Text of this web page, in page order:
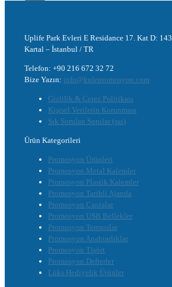
Uplife Park Evleri E Residance 17. Kat D: 143
Kartal – İstanbul / TR
Telefon: +90 216 672 32 72
Bize Yazın: info@kulepromosyon.com
Gizlilik & Çerez Politikası
Kişisel Verilerin Korunması
Sık Sorulan Sorular (sss)
Ürün Kategorileri
Promosyon Ürünleri
Promosyon Metal Kalemler
Promosyon Plastik Kalemler
Promosyon Tarihli Ajanda
Promosyon Çantalar
Promosyon USB Bellekler
Promosyon Termoslar
Promosyon Anahtarlıklar
Promosyon Tişört
Promosyon Defterler
Lüks Hediyelik Ürünler